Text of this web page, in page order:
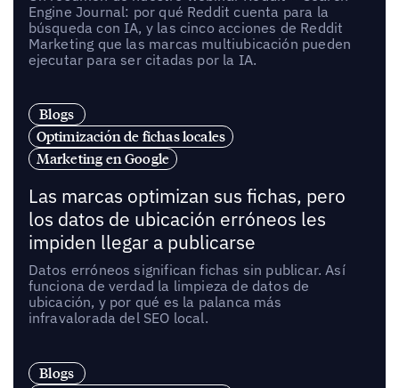
Engine Journal: por qué Reddit cuenta para la
búsqueda con IA, y las cinco acciones de Reddit
Marketing que las marcas multiubicación pueden
ejecutar para ser citadas por la IA.
Blogs
Optimización de fichas locales
Marketing en Google
Las marcas optimizan sus fichas, pero
los datos de ubicación erróneos les
impiden llegar a publicarse
Datos erróneos significan fichas sin publicar. Así
funciona de verdad la limpieza de datos de
ubicación, y por qué es la palanca más
infravalorada del SEO local.
Blogs